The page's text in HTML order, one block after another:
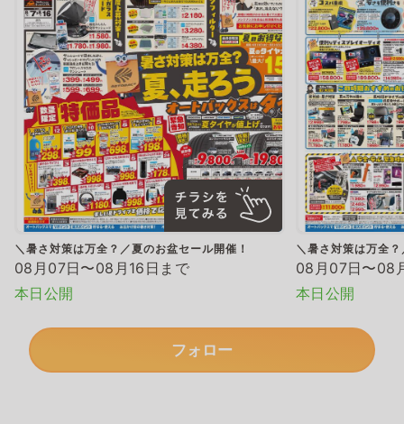
＼暑さ対策は万全？／夏のお盆セール開催！
08月07日〜08月16日まで
本日公開
＼暑さ対策は万全
08月07日〜08
本日公開
フォロー